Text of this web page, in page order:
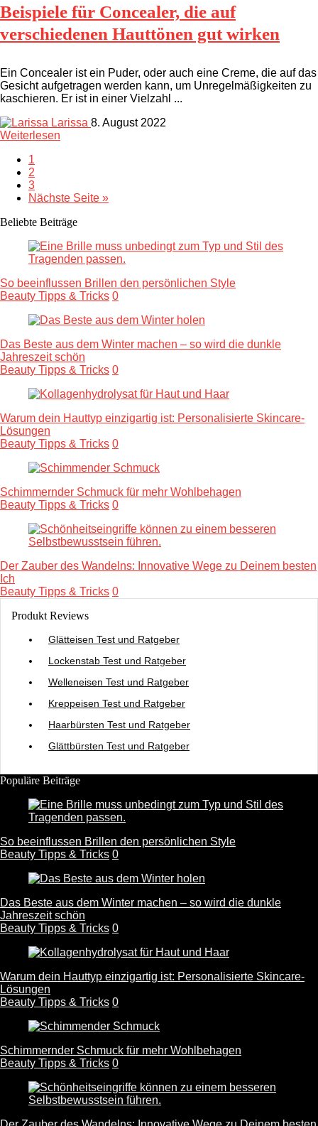
Beispiele für Concealer, die auf
verschiedenen Hauttönen gut wirken
Ein Concealer ist ein Puder, oder auch eine Creme, die auf das
Gesicht aufgetragen werden kann, um Unregelmäßigkeiten zu
kaschieren. Er ist in einer Vielzahl ...
Larissa 8. August 2022
Weiterlesen
1
2
3
Nächste Seite »
Beliebte Beiträge
So beeinflussen Brillen den persönlichen Style
Beauty Tipps & Tricks 0
Das Beste aus dem Winter machen – so wird die dunkle
Jahreszeit schön
Beauty Tipps & Tricks 0
Warum dein Hauttyp einzigartig ist: Personalisierte Skincare-
Lösungen
Beauty Tipps & Tricks 0
Schimmernder Schmuck für mehr Wohlbehagen
Beauty Tipps & Tricks 0
Der Zauber des Wandelns: Innovative Wege zu Deinem besten
Ich
Beauty Tipps & Tricks 0
Produkt Reviews
Glätteisen Test und Ratgeber
Lockenstab Test und Ratgeber
Welleneisen Test und Ratgeber
Kreppeisen Test und Ratgeber
Haarbürsten Test und Ratgeber
Glättbürsten Test und Ratgeber
Populäre Beiträge
So beeinflussen Brillen den persönlichen Style
Beauty Tipps & Tricks 0
Das Beste aus dem Winter machen – so wird die dunkle
Jahreszeit schön
Beauty Tipps & Tricks 0
Warum dein Hauttyp einzigartig ist: Personalisierte Skincare-
Lösungen
Beauty Tipps & Tricks 0
Schimmernder Schmuck für mehr Wohlbehagen
Beauty Tipps & Tricks 0